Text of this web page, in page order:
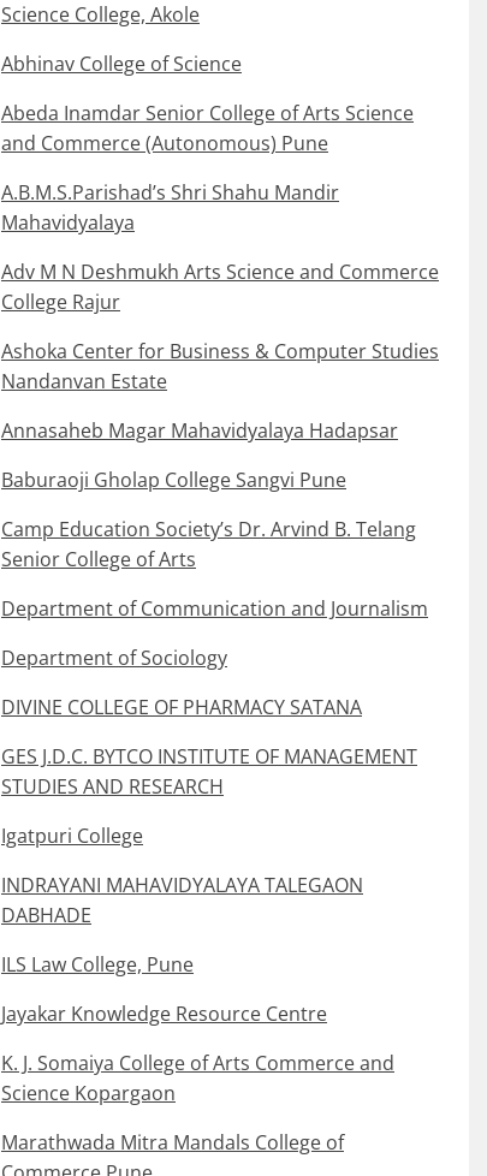
Science College, Akole
Abhinav College of Science
Abeda Inamdar Senior College of Arts Science
and Commerce (Autonomous) Pune
A.B.M.S.Parishad’s Shri Shahu Mandir
Mahavidyalaya
Adv M N Deshmukh Arts Science and Commerce
College Rajur
Ashoka Center for Business & Computer Studies
Nandanvan Estate
Annasaheb Magar Mahavidyalaya Hadapsar
Baburaoji Gholap College Sangvi Pune
Camp Education Society’s Dr. Arvind B. Telang
Senior College of Arts
Department of Communication and Journalism
Department of Sociology
DIVINE COLLEGE OF PHARMACY SATANA
GES J.D.C. BYTCO INSTITUTE OF MANAGEMENT
STUDIES AND RESEARCH
Igatpuri College
INDRAYANI MAHAVIDYALAYA TALEGAON
DABHADE
ILS Law College, Pune
Jayakar Knowledge Resource Centre
K. J. Somaiya College of Arts Commerce and
Science Kopargaon
Marathwada Mitra Mandals College of